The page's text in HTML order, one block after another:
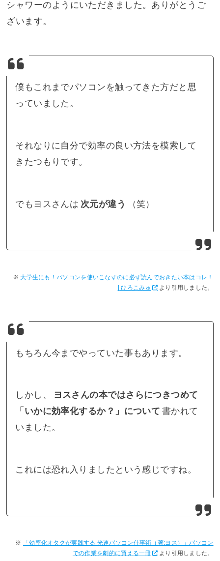
シャワーのようにいただきました。ありがとうご
ざいます。
僕もこれまでパソコンを触ってきた方だと思
っていました。
それなりに自分で効率の良い方法を模索して
きたつもりです。
でもヨスさんは 次元が違う （笑）
大学生にも！パソコンを使いこなすのに必ず読んでおきたい本はコレ！
| ひろこみゅ
より引用しました。
もちろん今までやっていた事もあります。
しかし、
ヨスさんの本ではさらにつきつめて
「いかに効率化するか？」について 書かれて
いました。
これには恐れ入りましたという感じですね。
「効率化オタクが実践する 光速パソコン仕事術（著:ヨス）」パソコン
での作業を劇的に買える一冊
より引用しました。